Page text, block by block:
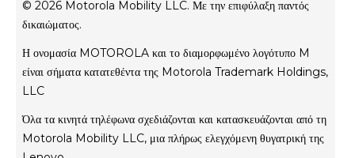
Όροι χρήσης
Website Privacy
Innovation
Файли cookie
© 2026 Motorola Mobility LLC. Με την επιφύλαξη παντός
δικαιώματος.
Η ονομασία MOTOROLA και το διαμορφωμένο λογότυπο M
είναι σήματα κατατεθέντα της Motorola Trademark Holdings,
LLC
Όλα τα κινητά τηλέφωνα σχεδιάζονται και κατασκευάζονται από τη
Motorola Mobility LLC, μια πλήρως ελεγχόμενη θυγατρική της